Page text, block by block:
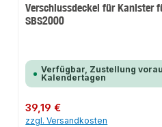
Verschlussdeckel für Kanister
SBS2000
Verfügbar, Zustellung
Kalendertagen
Regulärer Preis:
39,19 €
zzgl. Versandkosten